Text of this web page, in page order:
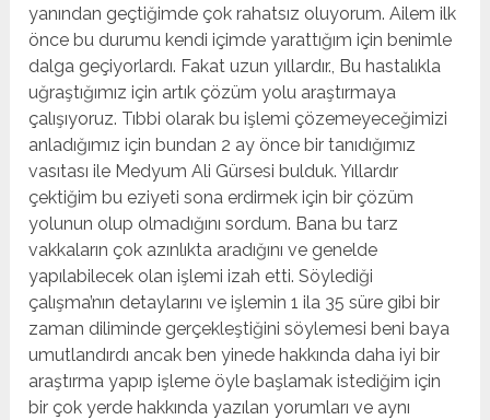
yanından geçtiğimde çok rahatsız oluyorum. Ailem ilk
önce bu durumu kendi içimde yarattığım için benimle
dalga geçiyorlardı. Fakat uzun yıllardır., Bu hastalıkla
uğraştığımız için artık çözüm yolu araştırmaya
çalışıyoruz. Tıbbi olarak bu işlemi çözemeyeceğimizi
anladığımız için bundan 2 ay önce bir tanıdığımız
vasıtası ile Medyum Ali Gürsesi bulduk. Yıllardır
çektiğim bu eziyeti sona erdirmek için bir çözüm
yolunun olup olmadığını sordum. Bana bu tarz
vakkaların çok azınlıkta aradığını ve genelde
yapılabilecek olan işlemi izah etti. Söylediği
çalışma’nın detaylarını ve işlemin 1 ila 35 süre gibi bir
zaman diliminde gerçekleştiğini söylemesi beni baya
umutlandırdı ancak ben yinede hakkında daha iyi bir
araştırma yapıp işleme öyle başlamak istediğim için
bir çok yerde hakkında yazılan yorumları ve aynı